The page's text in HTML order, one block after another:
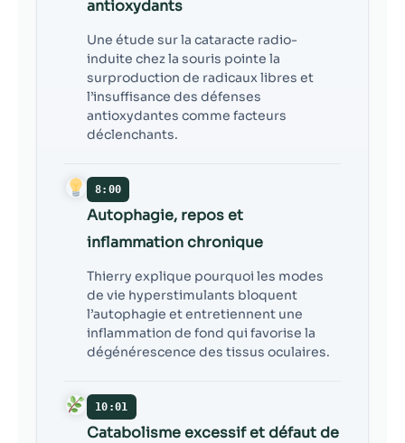
antioxydants
Une étude sur la cataracte radio-
induite chez la souris pointe la
surproduction de radicaux libres et
l’insuffisance des défenses
antioxydantes comme facteurs
déclenchants.
8:00
Autophagie, repos et
inflammation chronique
Thierry explique pourquoi les modes
de vie hyperstimulants bloquent
l’autophagie et entretiennent une
inflammation de fond qui favorise la
dégénérescence des tissus oculaires.
10:01
Catabolisme excessif et défaut de